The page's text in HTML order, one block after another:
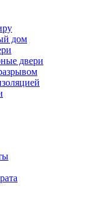
дом
двери